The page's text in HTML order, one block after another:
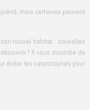
mais certaines peuvent
nouvel habitat : nouvelles
! Il vous incombe de
éviter les catastrophes pour